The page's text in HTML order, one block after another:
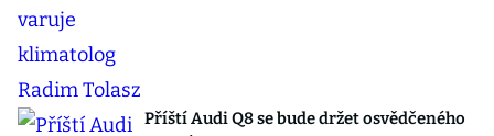
Příští Audi Q8 se bude držet osvědčeného